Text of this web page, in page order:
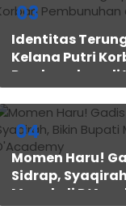
03
Identitas
Kelana Putri
Pembunuhan di
04
Momen Haru!
Sidrap,
Mewek di